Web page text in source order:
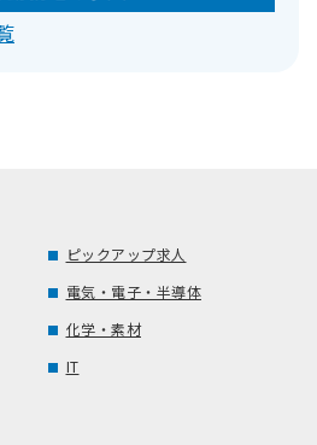
ピックアップ求人
電気・電子・半導体
化学・素材
IT